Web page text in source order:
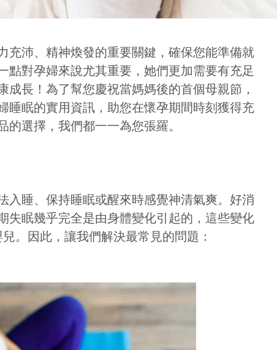
充沛、精神煥發的重要關鍵，確保您能準備就
點對孕婦來說尤其重要，她們更加需要有充足
成長！為了幫您慶祝當媽媽後的首個母親節，
睡眠的實用資訊，助您在懷孕期間時刻獲得充
選擇，我們都一一為您張羅。
入睡、保持睡眠或醒來時感覺神清氣爽。好消
失眠幾乎完全是由身體變化引起的，這些變化
嬰兒。因此，讓我們解決最常見的問題：